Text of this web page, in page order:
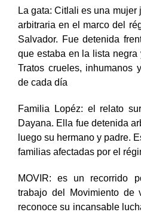
La gata: Citlali es una
arbitraria en el marco del
Salvador. Fue detenida
que estaba en la lista
Tratos crueles, inhumanos
de cada día
Familia Lopéz: el relato
Dayana. Ella fue detenida
luego su hermano y padre.
familias afectadas por el
MOVIR: es un recorrido
trabajo del Movimiento de
reconoce su incansable